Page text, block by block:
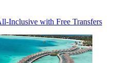
Inclusive with Free Transfers